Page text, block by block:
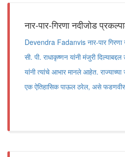
नार-पार-गिरणा नदीजोड
Devendra Fadanvis नार-पार गिरणा
सी. पी. राधाकृष्णन यांनी मंजुरी
यांनी त्यांचे आभार मानले आहेत.
एक ऐतिहासिक पाऊल ठरेल, असे